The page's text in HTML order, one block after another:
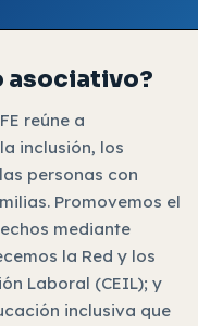
asociativo?
reúne a
inclusión, los
personas con
Promovemos el
mediante
la Red y los
Laboral (CEIL); y
inclusiva que